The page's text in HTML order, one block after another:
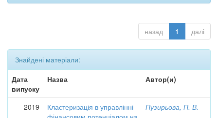
назад 1 далі
Знайдені матеріали:
Дата
випуску
Назва Автор(и)
2019
Кластеризація в управлінні
Пузирьова, П. В.